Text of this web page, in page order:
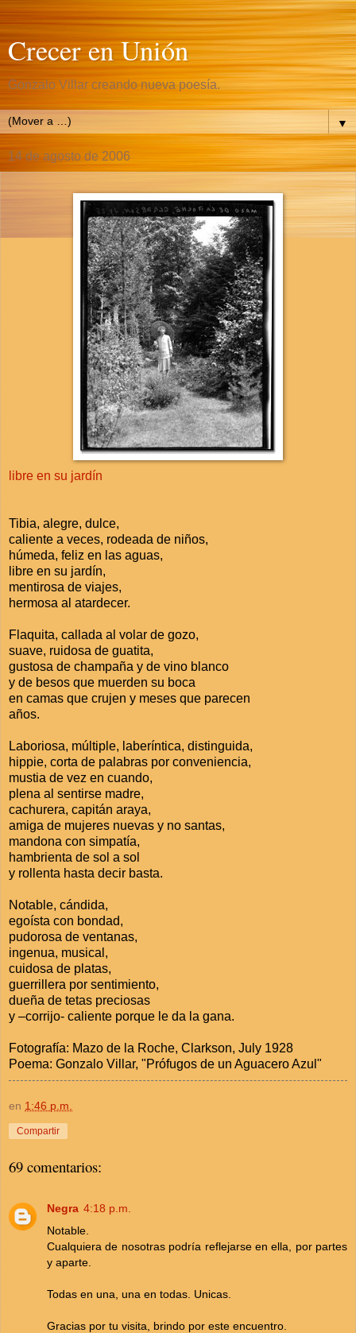
Crecer en Unión
Gonzalo Villar creando nueva poesía.
▼
14 de agosto de 2006
libre en su jardín
Tibia, alegre, dulce,
caliente a veces, rodeada de niños,
húmeda, feliz en las aguas,
libre en su jardín,
mentirosa de viajes,
hermosa al atardecer.
Flaquita, callada al volar de gozo,
suave, ruidosa de guatita,
gustosa de champaña y de vino blanco
y de besos que muerden su boca
en camas que crujen y meses que parecen
años.
Laboriosa, múltiple, laberíntica, distinguida,
hippie, corta de palabras por conveniencia,
mustia de vez en cuando,
plena al sentirse madre,
cachurera, capitán araya,
amiga de mujeres nuevas y no santas,
mandona con simpatía,
hambrienta de sol a sol
y rollenta hasta decir basta.
Notable, cándida,
egoísta con bondad,
pudorosa de ventanas,
ingenua, musical,
cuidosa de platas,
guerrillera por sentimiento,
dueña de tetas preciosas
y –corrijo- caliente porque le da la gana.
Fotografía: Mazo de la Roche, Clarkson, July 1928
Poema: Gonzalo Villar, "Prófugos de un Aguacero Azul"
en 1:46 p.m.
Compartir
69 comentarios:
Negra 4:18 p.m.
Notable.
Cualquiera de nosotras podría reflejarse en ella, por partes
y aparte.
Todas en una, una en todas. Unicas.
Gracias por tu visita, brindo por este encuentro.